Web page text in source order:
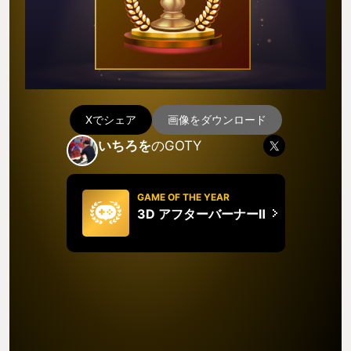
Xでシェア 画像をダウンロード
いちろをのGOTY
GAME OF THE YEAR
3D アフターバーナーⅡ